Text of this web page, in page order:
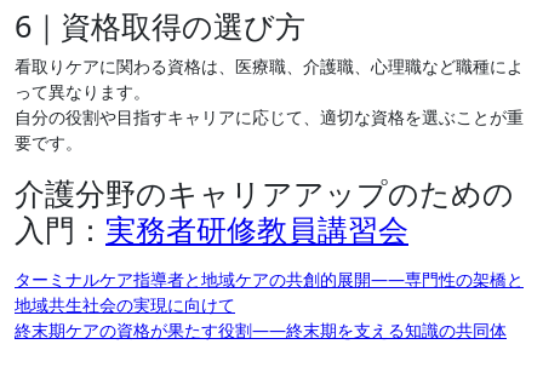
6｜資格取得の選び方
看取りケアに関わる資格は、医療職、介護職、心理職など職種によ
って異なります。
自分の役割や目指すキャリアに応じて、適切な資格を選ぶことが重
要です。
介護分野のキャリアアップのための
入門： 実務者研修教員講習会
投
稿
ターミナルケア指導者と地域ケアの共創的展開――専門性の架橋と
地域共生社会の実現に向けて
終末期ケアの資格が果たす役割――終末期を支える知識の共同体